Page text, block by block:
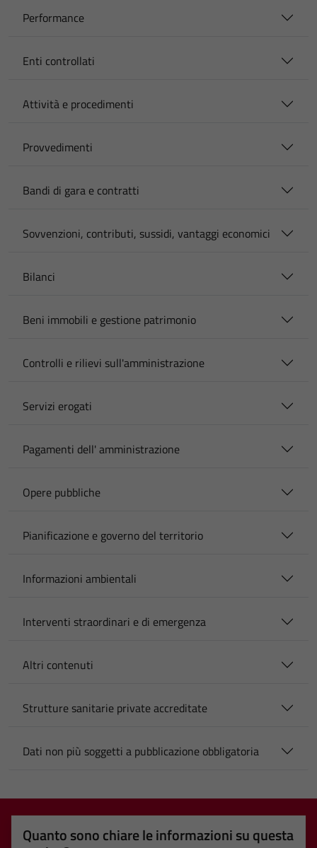
Performance
Enti controllati
Attività e procedimenti
Provvedimenti
Bandi di gara e contratti
Sovvenzioni, contributi, sussidi, vantaggi economici
Bilanci
Beni immobili e gestione patrimonio
Controlli e rilievi sull'amministrazione
Servizi erogati
Pagamenti dell' amministrazione
Opere pubbliche
Pianificazione e governo del territorio
Informazioni ambientali
Interventi straordinari e di emergenza
Altri contenuti
Strutture sanitarie private accreditate
Dati non più soggetti a pubblicazione obbligatoria
Quanto sono chiare le informazioni su questa